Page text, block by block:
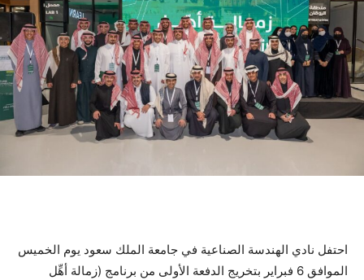
احتفل نادي الهندسة الصناعية في جامعة الملك سعود يوم الخميس
الموافق 6 فبراير بتخريج الدفعة الأولى من برنامج (زمالة أهِّل